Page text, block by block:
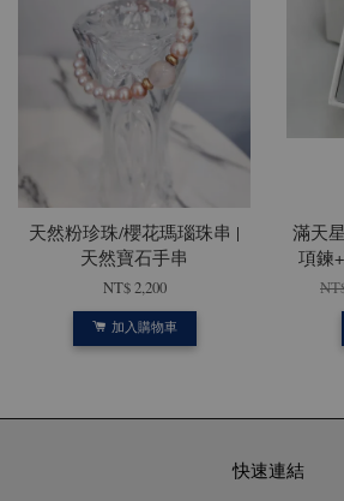
天然粉珍珠/櫻花瑪瑙珠串 |
天然寶石手串
NT$ 2,200
加入購物車
滿天
項鍊
快速連結